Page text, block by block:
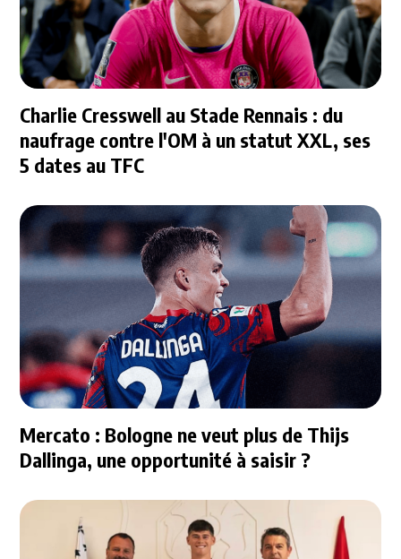
Charlie Cresswell au Stade Rennais : du
naufrage contre l'OM à un statut XXL, ses
5 dates au TFC
Mercato : Bologne ne veut plus de Thijs
Dallinga, une opportunité à saisir ?